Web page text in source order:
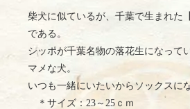
柴犬に似ているが、千葉で生まれた
である。
シッポが千葉名物の落花生になって
マメな犬。
いつも一緒にいたいからソックスに
＊サイズ：23～25ｃｍ